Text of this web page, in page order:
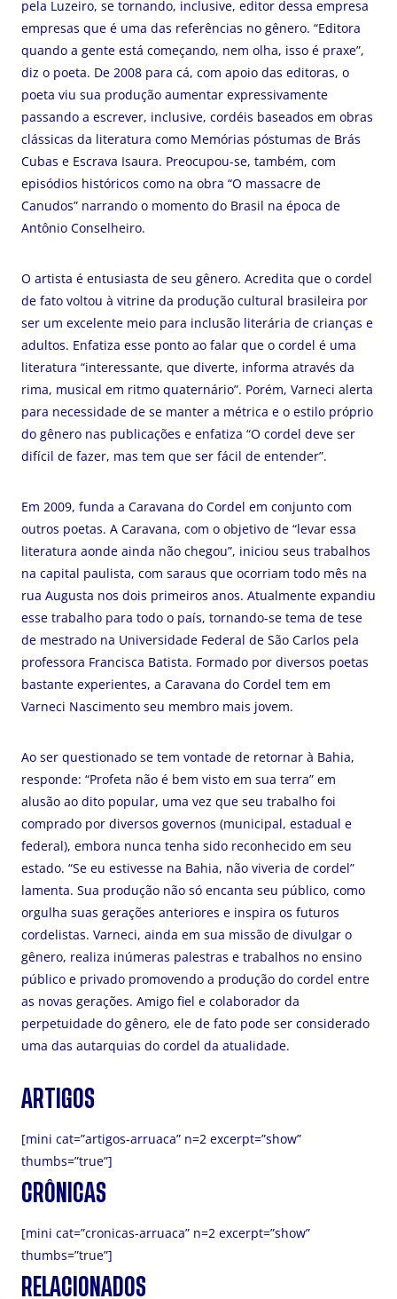
pela Luzeiro, se tornando, inclusive, editor dessa empresa
empresas que é uma das referências no gênero. “Editora
quando a gente está começando, nem olha, isso é praxe”,
diz o poeta. De 2008 para cá, com apoio das editoras, o
poeta viu sua produção aumentar expressivamente
passando a escrever, inclusive, cordéis baseados em obras
clássicas da literatura como Memórias póstumas de Brás
Cubas e Escrava Isaura. Preocupou-se, também, com
episódios históricos como na obra “O massacre de
Canudos” narrando o momento do Brasil na época de
Antônio Conselheiro.
O artista é entusiasta de seu gênero. Acredita que o cordel
de fato voltou à vitrine da produção cultural brasileira por
ser um excelente meio para inclusão literária de crianças e
adultos. Enfatiza esse ponto ao falar que o cordel é uma
literatura “interessante, que diverte, informa através da
rima, musical em ritmo quaternário”. Porém, Varneci alerta
para necessidade de se manter a métrica e o estilo próprio
do gênero nas publicações e enfatiza “O cordel deve ser
difícil de fazer, mas tem que ser fácil de entender”.
Em 2009, funda a Caravana do Cordel em conjunto com
outros poetas. A Caravana, com o objetivo de “levar essa
literatura aonde ainda não chegou”, iniciou seus trabalhos
na capital paulista, com saraus que ocorriam todo mês na
rua Augusta nos dois primeiros anos. Atualmente expandiu
esse trabalho para todo o país, tornando-se tema de tese
de mestrado na Universidade Federal de São Carlos pela
professora Francisca Batista. Formado por diversos poetas
bastante experientes, a Caravana do Cordel tem em
Varneci Nascimento seu membro mais jovem.
Ao ser questionado se tem vontade de retornar à Bahia,
responde: “Profeta não é bem visto em sua terra” em
alusão ao dito popular, uma vez que seu trabalho foi
comprado por diversos governos (municipal, estadual e
federal), embora nunca tenha sido reconhecido em seu
estado. “Se eu estivesse na Bahia, não viveria de cordel”
lamenta. Sua produção não só encanta seu público, como
orgulha suas gerações anteriores e inspira os futuros
cordelistas. Varneci, ainda em sua missão de divulgar o
gênero, realiza inúmeras palestras e trabalhos no ensino
público e privado promovendo a produção do cordel entre
as novas gerações. Amigo fiel e colaborador da
perpetuidade do gênero, ele de fato pode ser considerado
uma das autarquias do cordel da atualidade.
ARTIGOS
[mini cat=”artigos-arruaca” n=2 excerpt=”show”
thumbs=”true”]
CRÔNICAS
[mini cat=”cronicas-arruaca” n=2 excerpt=”show”
thumbs=”true”]
RELACIONADOS